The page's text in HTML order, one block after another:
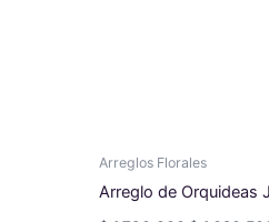
Arreglos Florales
Arreglo de Orquideas